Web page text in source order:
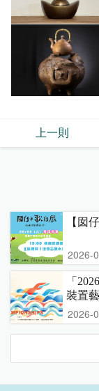
上一則
【囡
2026-
「
裝置
2026-